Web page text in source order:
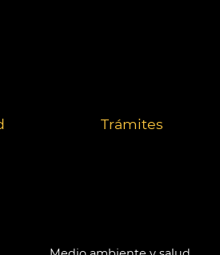
Trámites